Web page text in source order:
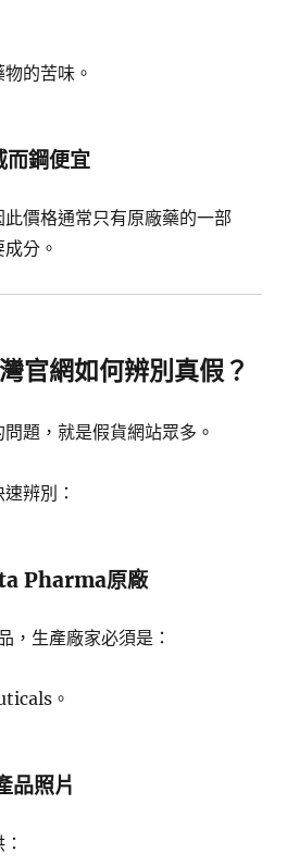
的苦味。
而鋼便宜
價格通常只有原廠藥的一部
分。
官網如何辨別真假？
題，就是假貨網站眾多。
辨別：
Pharma原廠
生產廠家必須是：
。
品照片